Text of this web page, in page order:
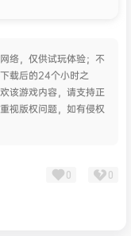
络，仅供试玩体验；不
载后的24个小时之
该游戏内容，请支持正
视版权问题，如有侵权
0 0